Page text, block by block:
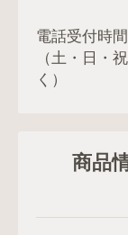
電話受付時
（土・日・
く）
商品